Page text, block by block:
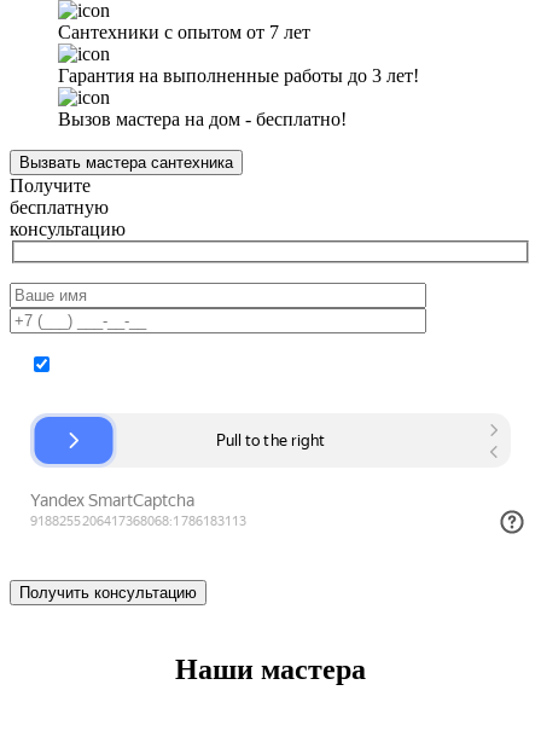
Сантехники с опытом от 7 лет
Гарантия на выполненные работы до 3 лет!
Вызов мастера на дом - бесплатно!
Вызвать мастера сантехника
Получите
бесплатную
консультацию
Наши мастера